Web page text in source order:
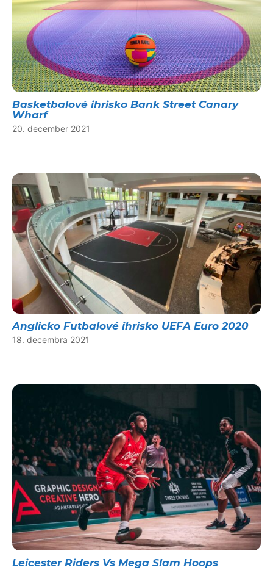
Basketbalové ihrisko Bank Street Canary
Wharf
20. december 2021
Anglicko Futbalové ihrisko UEFA Euro 2020
18. decembra 2021
Leicester Riders Vs Mega Slam Hoops